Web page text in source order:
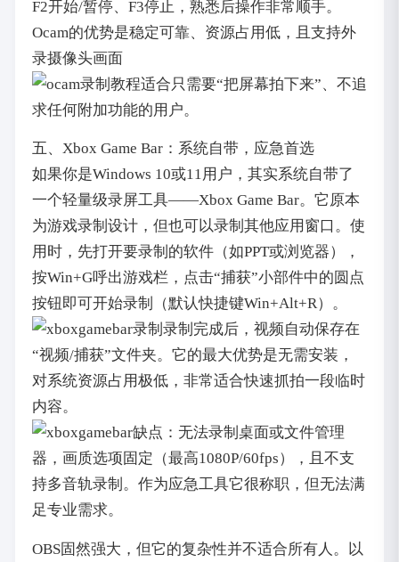
F2开始/暂停、F3停止，熟悉后操作非常顺手。
Ocam的优势是稳定可靠、资源占用低，且支持外
录摄像头画面
适合只需要“把屏幕拍下来”、不追
求任何附加功能的用户。
五、Xbox Game Bar：系统自带，应急首选
如果你是Windows 10或11用户，其实系统自带了
一个轻量级录屏工具——Xbox Game Bar。它原本
为游戏录制设计，但也可以录制其他应用窗口。使
用时，先打开要录制的软件（如PPT或浏览器），
按Win+G呼出游戏栏，点击“捕获”小部件中的圆点
按钮即可开始录制（默认快捷键Win+Alt+R）。
录制完成后，视频自动保存在
“视频/捕获”文件夹。它的最大优势是无需安装，
对系统资源占用极低，非常适合快速抓拍一段临时
内容。
缺点：无法录制桌面或文件管理
器，画质选项固定（最高1080P/60fps），且不支
持多音轨录制。作为应急工具它很称职，但无法满
足专业需求。
OBS固然强大，但它的复杂性并不适合所有人。以